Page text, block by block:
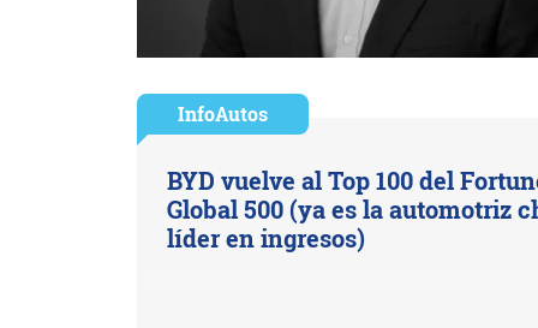
InfoAutos
BYD vuelve al Top 100 del
Global 500 (ya es la automotriz
líder en ingresos)